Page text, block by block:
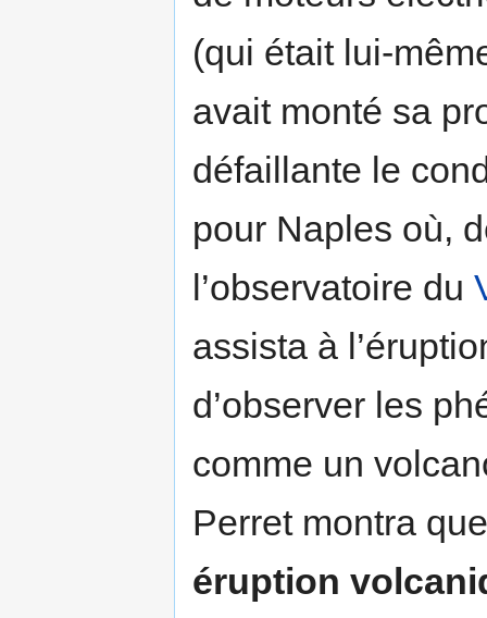
(qui était lui-
avait monté sa
défaillante le
pour Naples où,
l’observatoire du
assista à
d’observer les
comme un
Perret montra
éruption